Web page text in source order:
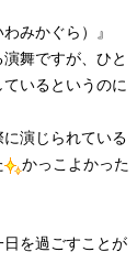
みかぐら）』
舞ですが、ひと
いるというのに
演じられている
かっこよかった
を過ごすことが